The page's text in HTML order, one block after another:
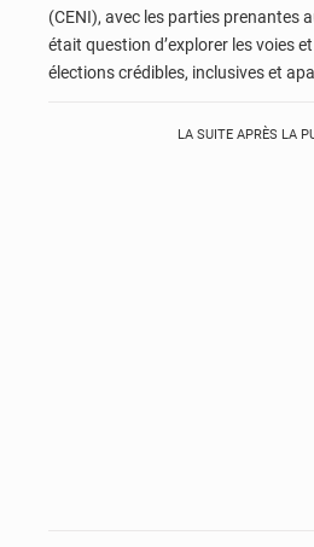
(CENI), avec les parties prenantes
était question d’explorer les voies
élections crédibles, inclusives et
LA SUITE APRÈS LA